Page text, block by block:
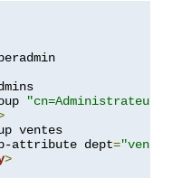
ventes
attribute dept="ventes"
>